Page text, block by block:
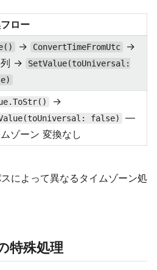
ロー
→ ConvertTimeFromUtc
→
列 →
SetValue(toUniversal:
→
false)
—
ゾーン 変換なし
によって異なるタイムゾーン処
特殊処理